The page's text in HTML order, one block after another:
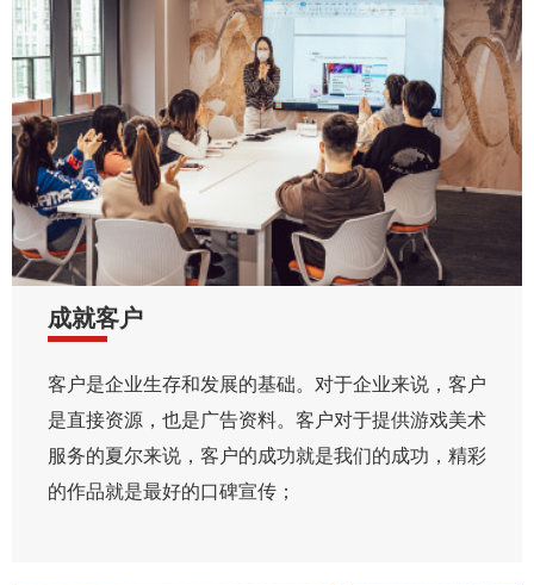
成就客户
客户是企业生存和发展的基础。对于企业来说，客户
是直接资源，也是广告资料。客户对于提供游戏美术
服务的夏尔来说，客户的成功就是我们的成功，精彩
的作品就是最好的口碑宣传；